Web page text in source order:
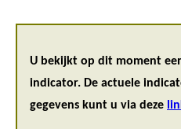
U bekijkt op dit moment
indicator. De actuele
gegevens kunt u via deze